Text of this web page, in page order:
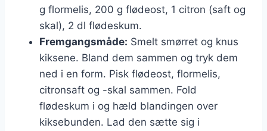
g flormelis, 200 g flødeost, 1 citron (saft og
skal), 2 dl flødeskum.
Fremgangsmåde: Smelt smørret og knus
kiksene. Bland dem sammen og tryk dem
ned i en form. Pisk flødeost, flormelis,
citronsaft og -skal sammen. Fold
flødeskum i og hæld blandingen over
kiksebunden. Lad den sætte sig i